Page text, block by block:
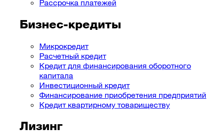
Рассрочка платежей
Бизнес-кредиты
Микрокредит
Расчетный кредит
Кредит для финансирования оборотного
капитала
Инвестиционный кредит
Финансирование приобретения предприятий
Кредит квартирному товариществу
Лизинг